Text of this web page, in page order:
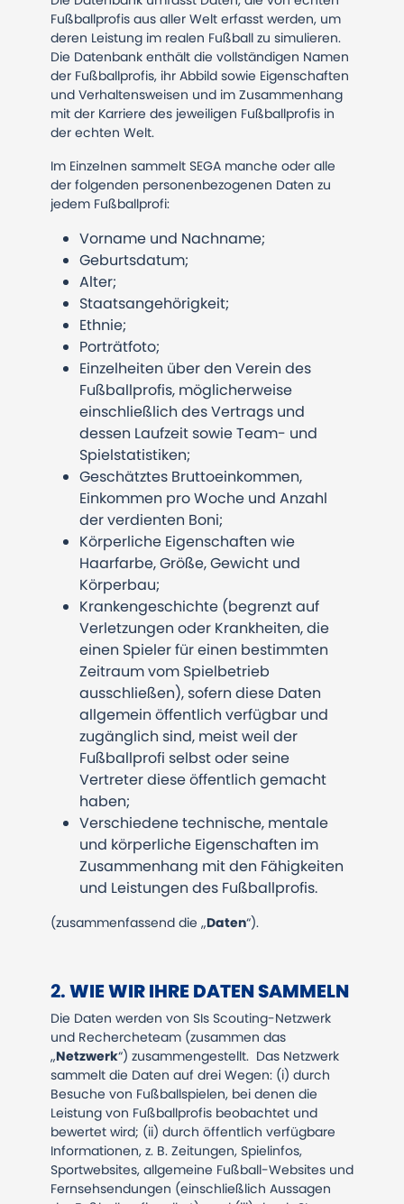
Fußballprofis aus aller Welt erfasst werden, um
deren Leistung im realen Fußball zu simulieren.
Die Datenbank enthält die vollständigen Namen
der Fußballprofis, ihr Abbild sowie Eigenschaften
und Verhaltensweisen und im Zusammenhang
mit der Karriere des jeweiligen Fußballprofis in
der echten Welt.
Im Einzelnen sammelt SEGA manche oder alle
der folgenden personenbezogenen Daten zu
jedem Fußballprofi:
Vorname und Nachname;
Geburtsdatum;
Alter;
Staatsangehörigkeit;
Ethnie;
Porträtfoto;
Einzelheiten über den Verein des
Fußballprofis, möglicherweise
einschließlich des Vertrags und
dessen Laufzeit sowie Team- und
Spielstatistiken;
Geschätztes Bruttoeinkommen,
Einkommen pro Woche und Anzahl
der verdienten Boni;
Körperliche Eigenschaften wie
Haarfarbe, Größe, Gewicht und
Körperbau;
Krankengeschichte (begrenzt auf
Verletzungen oder Krankheiten, die
einen Spieler für einen bestimmten
Zeitraum vom Spielbetrieb
ausschließen), sofern diese Daten
allgemein öffentlich verfügbar und
zugänglich sind, meist weil der
Fußballprofi selbst oder seine
Vertreter diese öffentlich gemacht
haben;
Verschiedene technische, mentale
und körperliche Eigenschaften im
Zusammenhang mit den Fähigkeiten
und Leistungen des Fußballprofis.
(zusammenfassend die „Daten“).
2.WIE WIR IHRE DATEN SAMMELN
Die Daten werden von SIs Scouting-Netzwerk
und Rechercheteam (zusammen das
„Netzwerk“) zusammengestellt. Das Netzwerk
sammelt die Daten auf drei Wegen: (i) durch
Besuche von Fußballspielen, bei denen die
Leistung von Fußballprofis beobachtet und
bewertet wird; (ii) durch öffentlich verfügbare
Informationen, z. B. Zeitungen, Spielinfos,
Sportwebsites, allgemeine Fußball-Websites und
Fernsehsendungen (einschließlich Aussagen